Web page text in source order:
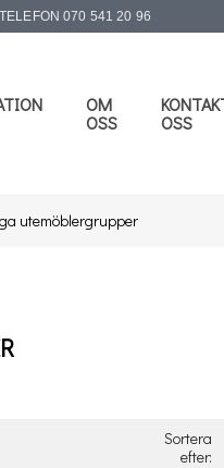
TELEFON 070 541 20 96
OM
OSS
OSS
utemöblergrupper
Sortera
efter: